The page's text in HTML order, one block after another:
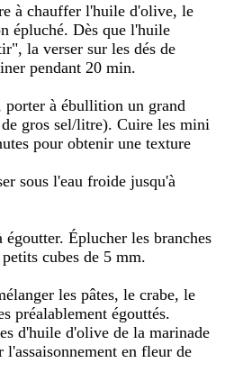
à chauffer l'huile d'olive, le
épluché. Dès que l'huile
la verser sur les dés de
pendant 20 min.
porter à ébullition un grand
gros sel/litre). Cuire les mini
pour obtenir une texture
sous l'eau froide jusqu'à
Éplucher les branches
cubes de 5 mm.
les pâtes, le crabe, le
préalablement égouttés.
d'huile d'olive de la marinade
en fleur de